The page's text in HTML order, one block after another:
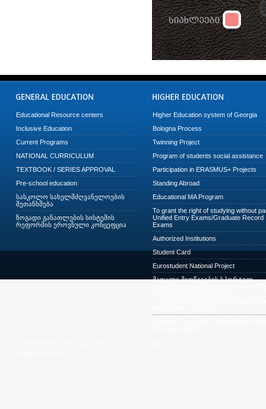
Educational Resource centers
Inclusive Education
Current Programs
NATIONAL CURRICULUM
TEXTBOOK / SERIES APPROVAL
Pre-school education
სასკოლო სახელმძღვანელოების
შეთანხმება
ზოგადი განათლების სისტემის
რეფორმის ეროვნული კონცეფცია
Higher Education system of Georgia
Bologna Process
Twinning Project
Program of students social assistance
Participation in ERASMUS+ Projects
Standing Abroad
Educational MA Program
To grant the right of studying without
Unified Entry Exams/Graduate Record
Exams
Authorized Institutions
Student Card
Eurostudent National Project
მაღალი მიღწევების სპორტულ